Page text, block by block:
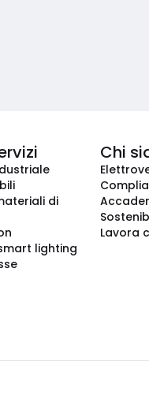
di
lighting
Chi
Lavora